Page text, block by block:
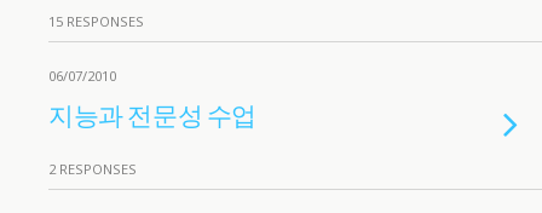
15 RESPONSES
06/07/2010
지능과 전문성 수업
2 RESPONSES